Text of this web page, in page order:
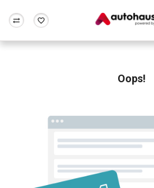
Rund um dieOops!